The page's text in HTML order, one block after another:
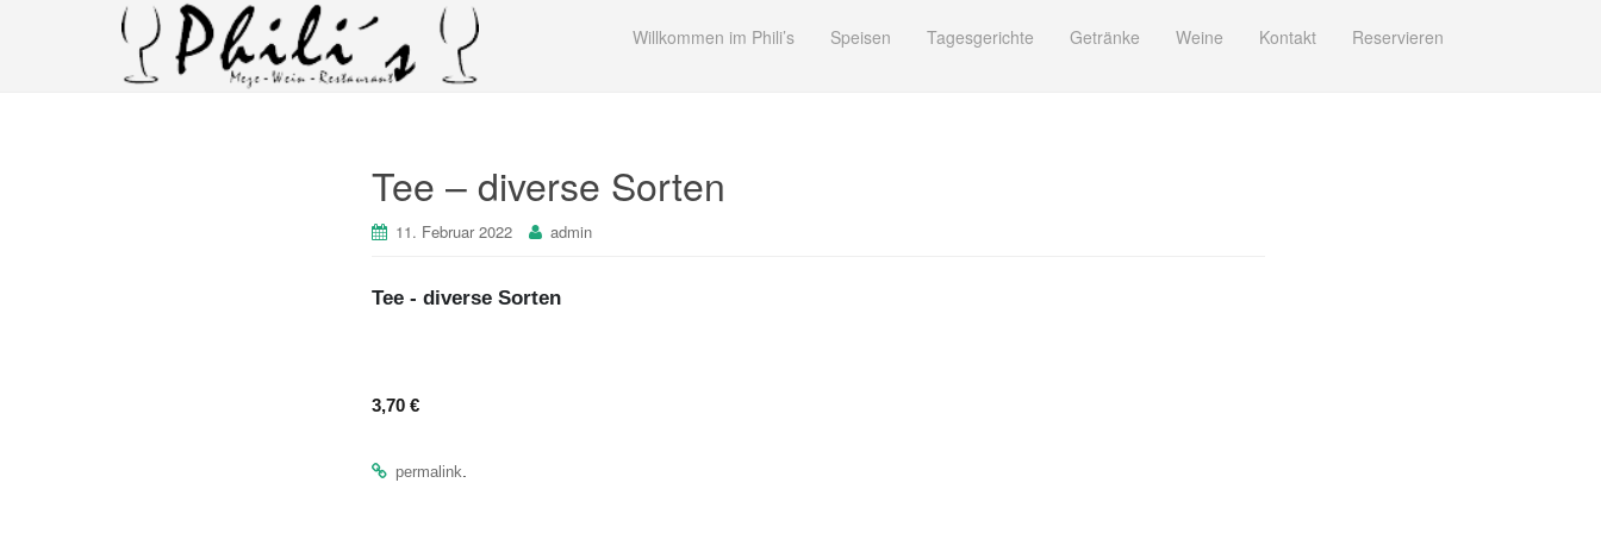
Willkommen im Phili’s Speisen Tagesgerichte Getränke Weine Kontakt Reservieren
Tee – diverse Sorten
11. Februar 2022 admin
Tee - diverse Sorten
3,70 €
permalink